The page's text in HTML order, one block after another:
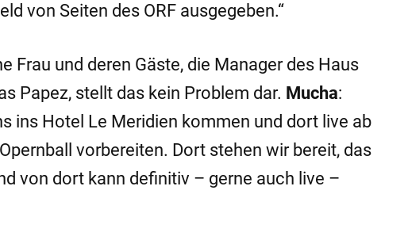
von Seiten des ORF ausgegeben.“
Frau und deren Gäste, die Manager des Haus
Papez, stellt das kein Problem dar. Mucha:
ins Hotel Le Meridien kommen und dort live ab
vorbereiten. Dort stehen wir bereit, das
von dort kann definitiv – gerne auch live –